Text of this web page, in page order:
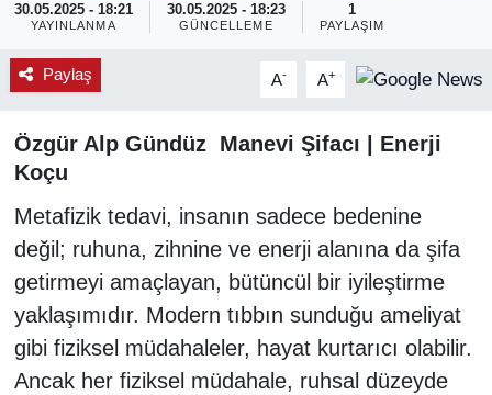
30.05.2025 - 18:21
YAYINLANMA
30.05.2025 - 18:23
GÜNCELLEME
1
PAYLAŞIM
Paylaş A- A+
Özgür Alp Gündüz Manevi Şifacı | Enerji
Koçu
Metafizik tedavi, insanın sadece bedenine
değil; ruhuna, zihnine ve enerji alanına da şifa
getirmeyi amaçlayan, bütüncül bir iyileştirme
yaklaşımıdır. Modern tıbbın sunduğu ameliyat
gibi fiziksel müdahaleler, hayat kurtarıcı olabilir.
Ancak her fiziksel müdahale, ruhsal düzeyde